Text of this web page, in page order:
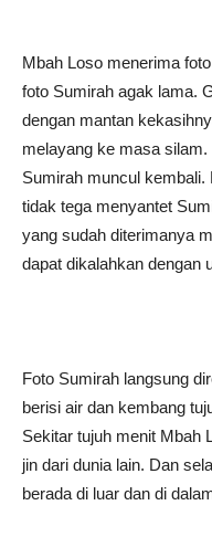
Mbah Loso menerima
foto Sumirah agak lama.
dengan mantan
melayang ke masa
Sumirah muncul
tidak tega menyantet
yang sudah diterimanya
dapat dikalahkan dengan
Foto Sumirah langsung
berisi air dan kembang
Sekitar tujuh menit Mbah
jin dari dunia lain. Dan
berada di luar dan di